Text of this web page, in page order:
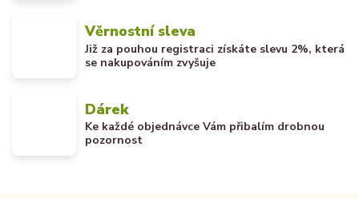
Věrnostní sleva
Již za pouhou registraci získáte slevu 2%, která
se nakupováním zvyšuje
Dárek
Ke každé objednávce Vám přibalím drobnou
pozornost